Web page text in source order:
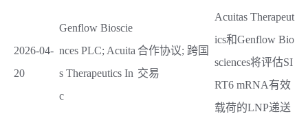
2026-04-
20
Genflow Bioscie
nces PLC; Acuita
s Therapeutics In
c
合作协议; 跨国
交易
Acuitas Therapeut
ics和Genflow Bio
sciences将评估SI
RT6 mRNA有效
载荷的LNP递送